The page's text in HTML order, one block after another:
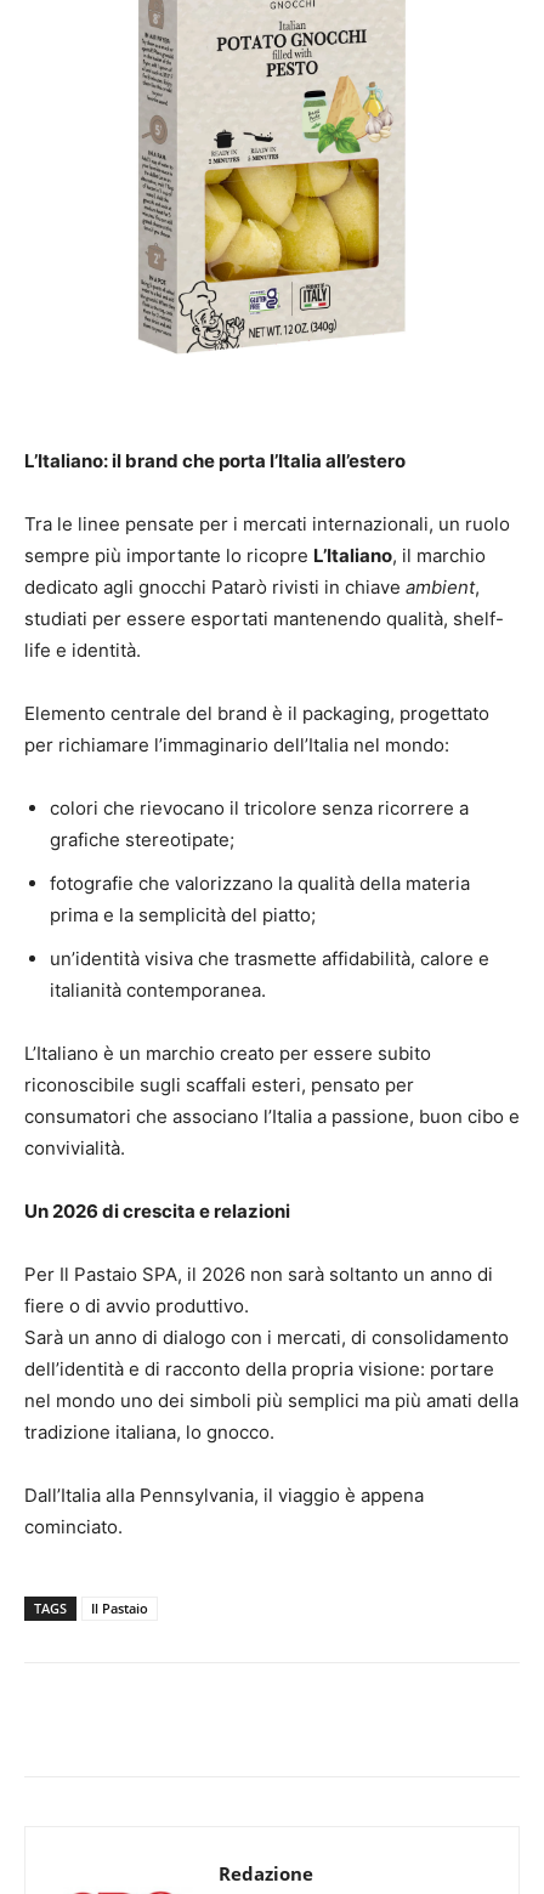
L’Italiano: il brand che porta l’Italia all’estero
Tra le linee pensate per i mercati internazionali, un ruolo
sempre più importante lo ricopre L’Italiano, il marchio
dedicato agli gnocchi Patarò rivisti in chiave ambient,
studiati per essere esportati mantenendo qualità, shelf-
life e identità.
Elemento centrale del brand è il packaging, progettato
per richiamare l’immaginario dell’Italia nel mondo:
colori che rievocano il tricolore senza ricorrere a
grafiche stereotipate;
fotografie che valorizzano la qualità della materia
prima e la semplicità del piatto;
un’identità visiva che trasmette affidabilità, calore e
italianità contemporanea.
L’Italiano è un marchio creato per essere subito
riconoscibile sugli scaffali esteri, pensato per
consumatori che associano l’Italia a passione, buon cibo e
convivialità.
Un 2026 di crescita e relazioni
Per Il Pastaio SPA, il 2026 non sarà soltanto un anno di
fiere o di avvio produttivo.
Sarà un anno di dialogo con i mercati, di consolidamento
dell’identità e di racconto della propria visione: portare
nel mondo uno dei simboli più semplici ma più amati della
tradizione italiana, lo gnocco.
Dall’Italia alla Pennsylvania, il viaggio è appena
cominciato.
TAGS Il Pastaio
Redazione